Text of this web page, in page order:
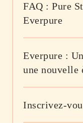
FAQ : Pure
Everpure
Everpure :
une nouvelle
Inscrivez-